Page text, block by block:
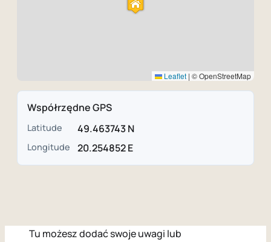
Leaflet | © OpenStreetMap
Współrzędne GPS
Latitude 49.463743 N
Longitude 20.254852 E
Tu możesz dodać swoje uwagi lub